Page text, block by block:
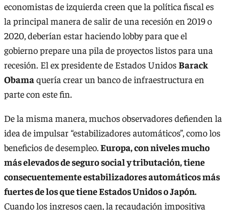
economistas de izquierda creen que la política fiscal es
la principal manera de salir de una recesión en 2019 o
2020, deberían estar haciendo lobby para que el
gobierno prepare una pila de proyectos listos para una
recesión. El ex presidente de Estados UnidosBarack
Obamaquería crear un banco de infraestructura en
parte con este fin.
De la misma manera, muchos observadores defienden la
idea de impulsar “estabilizadores automáticos”, como los
beneficios de desempleo.Europa, con niveles mucho
más elevados de seguro social y tributación, tiene
consecuentemente estabilizadores automáticos más
fuertes de los que tiene Estados Unidos o Japón.
Cuando los ingresos caen, la recaudación impositiva